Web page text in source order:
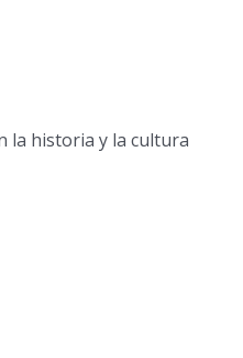
la historia y la cultura